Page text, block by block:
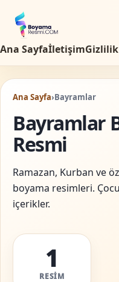
Ana Sayfaİletişim
Ana Sayfa›Bayramlar
Bayramlar
Resmi
Ramazan, Kurban ve
boyama resimleri.
içerikler.
1
RESIM